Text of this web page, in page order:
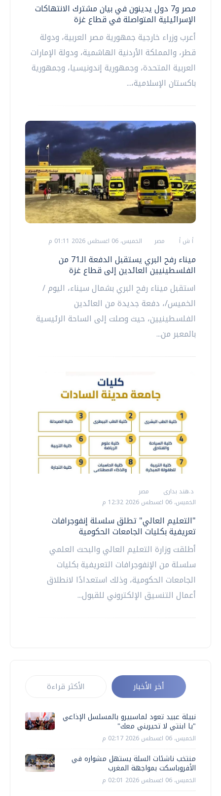
مصر و7 دول يدينون في بيان مشترك الانتهاكات
الإسرائيلية المتواصلة في قطاع غزة
أعرب وزراء خارجية جمهورية مصر العربية، ودولة
قطر، والمملكة الأردنية الهاشمية، ودولة الإمارات
العربية المتحدة، وجمهورية إندونيسيا، وجمهورية
باكستان الإسلامية،...
أ ش أ مصر الخميس، 06 اغسطس 2026 01:11 م
ميناء رفح البري يستقبل الدفعة الـ71 من
الفلسطينيين العائدين إلى قطاع غزة
استقبل ميناء رفح البري بشمال سيناء، اليوم /
الخميس/، دفعة جديدة من العائدين
الفلسطينيين، حيث وصلت إلى الساحة الرئيسية
بالمعبر من...
د.هند بدارى
مصر
الخميس، 06 اغسطس 2026 12:32 م
"التعليم العالي" تطلق سلسلة إنفوجرافات
تعريفية بكليات الجامعات الحكومية
أطلقت وزارة التعليم العالي والبحث العلمي
سلسلة من الإنفوجرافات التعريفية بكليات
الجامعات الحكومية، وذلك استعدادًا لانطلاق
أعمال التنسيق الإلكتروني للقبول...
أخر الأخبار الأكثر قراءة
نبيلة عبيد تعود لماسبيرو بالمسلسل الإذاعي
"يا ابنتي لا تحيريني معك"
الخميس، 06 اغسطس 2026 02:17 م
منتخب ناشئات السلة يستهل مشواره في
الأفروباسكت بمواجهة المغرب
الخميس، 06 اغسطس 2026 02:01 م